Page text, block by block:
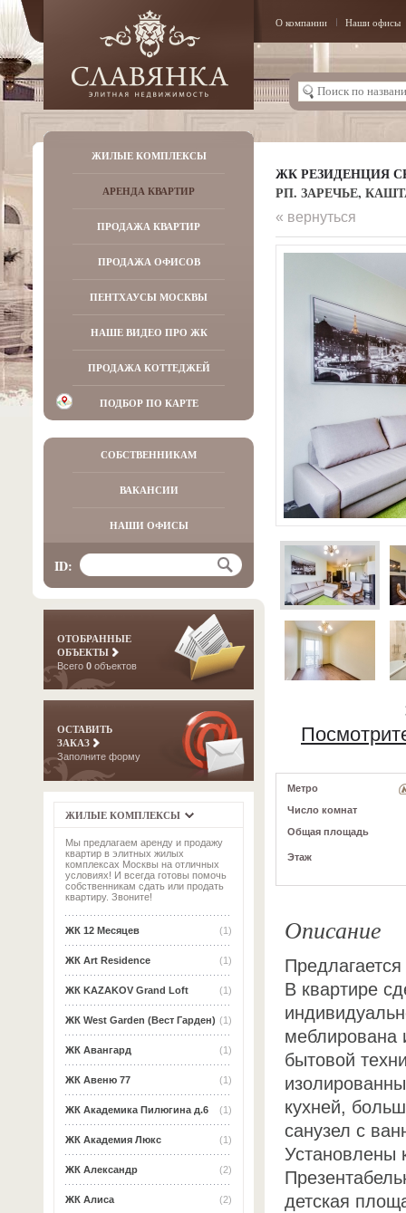
О компании Наши офисы
ЖИЛЫЕ КОМПЛЕКСЫ
АРЕНДА КВАРТИР
ПРОДАЖА КВАРТИР
ПРОДАЖА ОФИСОВ
ПЕНТХАУСЫ МОСКВЫ
НАШЕ ВИДЕО ПРО ЖК
ПРОДАЖА КОТТЕДЖЕЙ
ПОДБОР ПО КАРТЕ
СОБСТВЕННИКАМ
ВАКАНСИИ
НАШИ ОФИСЫ
ID:
ОТОБРАННЫЕ
ОБЪЕКТЫ
Всего 0 объектов
ОСТАВИТЬ
ЗАКАЗ
Заполните форму
ЖИЛЫЕ КОМПЛЕКСЫ
Мы предлагаем аренду и продажу
квартир в элитных жилых
комплексах Москвы на отличных
условиях! И всегда готовы помочь
собственникам сдать или продать
квартиру. Звоните!
(1)
ЖК 12 Месяцев
(1)
ЖК Art Residence
(1)
ЖК KAZAKOV Grand Loft
(1)
ЖК West Garden (Вест Гарден)
(1)
ЖК Авангард
(1)
ЖК Авеню 77
(1)
ЖК Академика Пилюгина д.6
(1)
ЖК Академия Люкс
(2)
ЖК Александр
(2)
ЖК Алиса
ЖК РЕЗИДЕНЦИЯ
РП. ЗАРЕЧЬЕ,
« вернуться
Метро
Число комнат
Общая площадь
Этаж
Описание
В квартире
меблирована
бытовой
кухней,
санузел с
Установлены
детская